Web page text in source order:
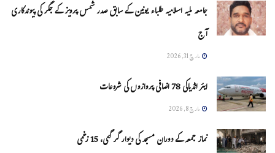
جامعہ ملیہ اسلامیہ طلباء یونین کے سابق صدر شمس پرویز کے جگر کی پیوندکاری
آج
مارچ 31, 2026
ایئر انڈیاکی 78 اضافی پروازوں کی شروعات
مارچ 8, 2026
نماز جمعہ کے دوران مسجد کی دیوار گر گئی، 15 زخمی